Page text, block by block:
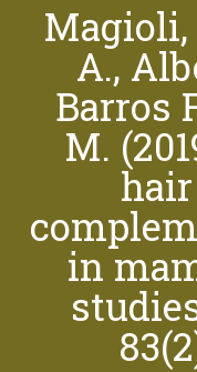
Magioli,
A.,
Barros
M.
in